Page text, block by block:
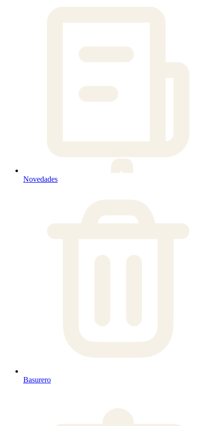
Novedades
Basurero